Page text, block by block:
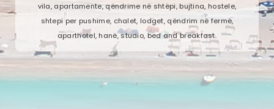
vila, apartamente, qëndrime në shtëpi, bujtina, hostele,
shtepi per pushime, chalet, lodget, qëndrim në fermë,
aparthotel, hanë, studio, bed and breakfast.